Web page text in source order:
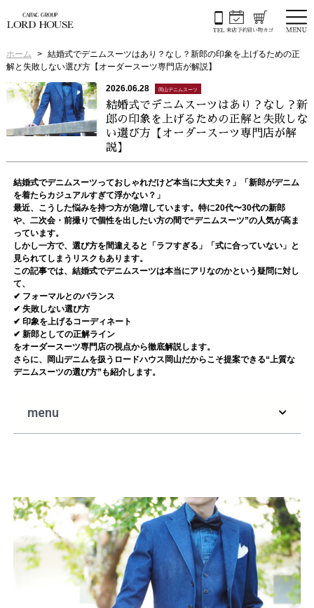
ホーム
結婚式でデニムスーツはあり？なし？新郎の印象を上げるための正
解と失敗しない選び方【オーダースーツ専門店が解説】
2026.06.28 岡山デニムスーツ
結婚式でデニムスーツはあり？なし？新
郎の印象を上げるための正解と失敗しな
い選び方【オーダースーツ専門店が解
説】
結婚式でデニムスーツっておしゃれだけど本当に大丈夫？」「新郎がデニム
を着たらカジュアルすぎて浮かない？」
最近、こうした悩みを持つ方が急増しています。特に20代〜30代の新郎
や、二次会・前撮りで個性を出したい方の間で“デニムスーツ”の人気が高ま
っています。
しかし一方で、選び方を間違えると「ラフすぎる」「式に合っていない」と
見られてしまうリスクもあります。
この記事では、 結婚式でデニムスーツは本当にアリなのかという疑問に対し
て、
✔ フォーマルとのバランス
✔ 失敗しない選び方
✔ 印象を上げるコーディネート
✔ 新郎としての正解ライン
をオーダースーツ専門店の視点から徹底解説します。
さらに、岡山デニムを扱うロードハウス岡山だからこそ提案できる“上質な
デニムスーツの選び方”も紹介します。
menu